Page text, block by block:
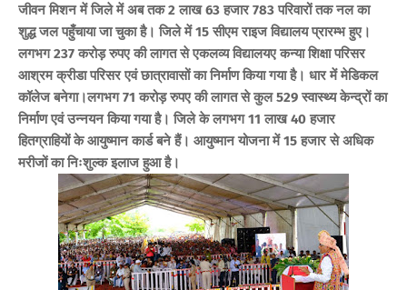
जीवन मिशन में जिले में अब तक 2 लाख 63 हजार 783 परिवारों तक नल का
शुद्ध जल पहुँचाया जा चुका है। जिले में 15 सीएम राइज विद्यालय प्रारम्भ हुए।
लगभग 237 करोड़ रुपए की लागत से एकलव्य विद्यालयए कन्या शिक्षा परिसर
आश्रम क्रीडा परिसर एवं छात्रावासों का निर्माण किया गया है। धार में मेडिकल
कॉलेज बनेगा।लगभग 71 करोड़ रुपए की लागत से कुल 529 स्वास्थ्य केन्द्रों का
निर्माण एवं उन्नयन किया गया है। जिले के लगभग 11 लाख 40 हजार
हितग्राहियों के आयुष्मान कार्ड बने हैं। आयुष्मान योजना में 15 हजार से अधिक
मरीजों का निःशुल्क इलाज हुआ है।